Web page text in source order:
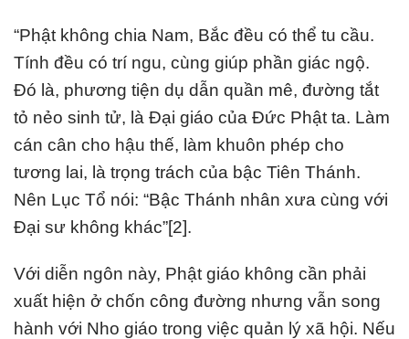
“Phật không chia Nam, Bắc đều có thể tu cầu.
Tính đều có trí ngu, cùng giúp phần giác ngộ.
Đó là, phương tiện dụ dẫn quần mê, đường tắt
tỏ nẻo sinh tử, là Đại giáo của Đức Phật ta. Làm
cán cân cho hậu thế, làm khuôn phép cho
tương lai, là trọng trách của bậc Tiên Thánh.
Nên Lục Tổ nói: “Bậc Thánh nhân xưa cùng với
Đại sư không khác”[2].
Với diễn ngôn này, Phật giáo không cần phải
xuất hiện ở chốn công đường nhưng vẫn song
hành với Nho giáo trong việc quản lý xã hội. Nếu